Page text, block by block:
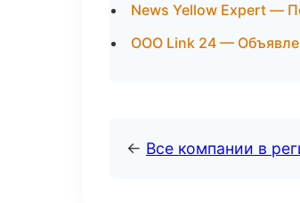
News Yellow Expert —
ООО Link 24 —
← Все компании в